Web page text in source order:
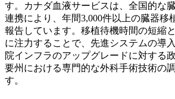
す。カナダ血液サービスは、全国的な
連携により、年間3,000件以上の臓器移
報告しています。移植待機時間の短縮
に注力することで、先進システムの導
院インフラのアップグレードに対する
要州における専門的な外科手術技術の
す。